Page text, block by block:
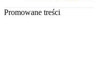
Promowane treści